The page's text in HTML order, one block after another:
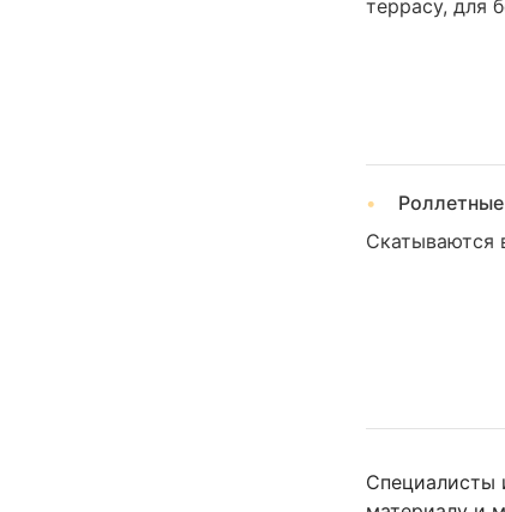
террасу, для
Скатываются
Специалисты